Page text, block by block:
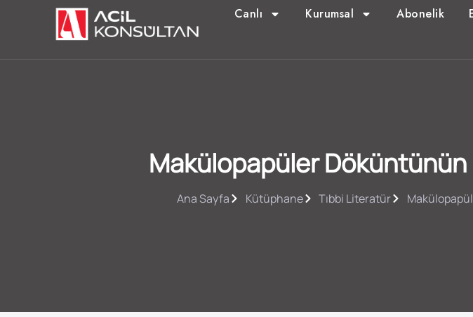
Canlı Kurumsal Abonelik
Makülopapüler
Ana Sayfa Kütüphane Tıbbi Literatür